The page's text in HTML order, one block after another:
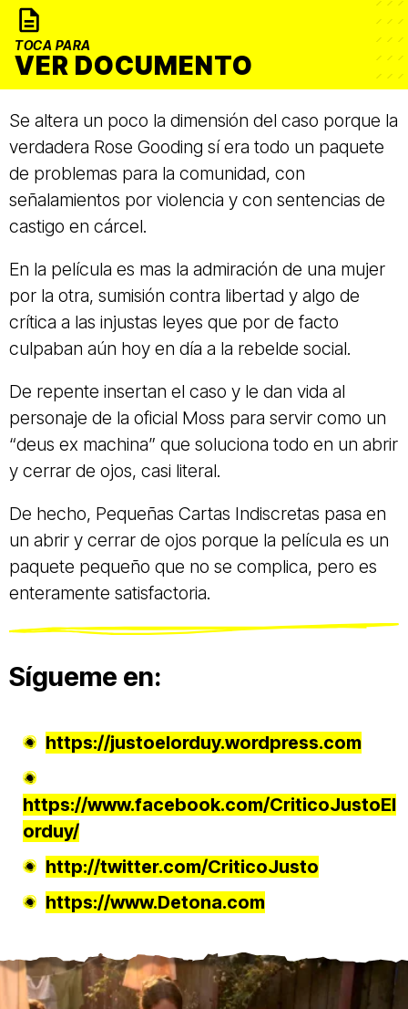
TOCA PARA
VER DOCUMENTO
Se altera un poco la dimensión del caso porque la
verdadera Rose Gooding sí era todo un paquete
de problemas para la comunidad, con
señalamientos por violencia y con sentencias de
castigo en cárcel.
En la película es mas la admiración de una mujer
por la otra, sumisión contra libertad y algo de
crítica a las injustas leyes que por de facto
culpaban aún hoy en día a la rebelde social.
De repente insertan el caso y le dan vida al
personaje de la oficial Moss para servir como un
“deus ex machina” que soluciona todo en un abrir
y cerrar de ojos, casi literal.
De hecho, Pequeñas Cartas Indiscretas pasa en
un abrir y cerrar de ojos porque la película es un
paquete pequeño que no se complica, pero es
enteramente satisfactoria.
Sígueme en:
https://justoelorduy.wordpress.com
https://www.facebook.com/CriticoJustoEl
orduy/
http://twitter.com/CriticoJusto
https://www.Detona.com